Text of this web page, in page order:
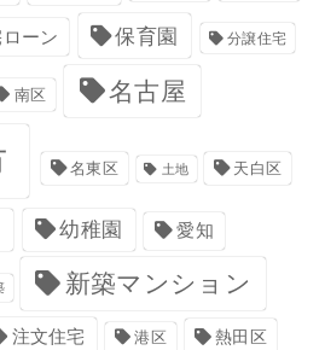
ーン 保育園 分譲住宅
南区 名古屋
名東区 土地 天白区
幼稚園 愛知
新築マンション
注文住宅 港区 熱田区